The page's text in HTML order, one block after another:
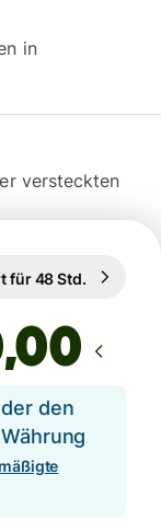
in
versteckten
für 48 Std.
,00
den